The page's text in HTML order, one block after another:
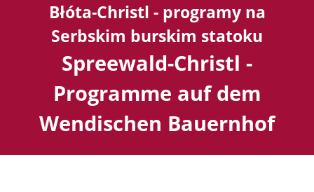
Błóta-Christl - programy na
Serbskim burskim statoku
Spreewald-Christl -
Programme auf dem
Wendischen Bauernhof